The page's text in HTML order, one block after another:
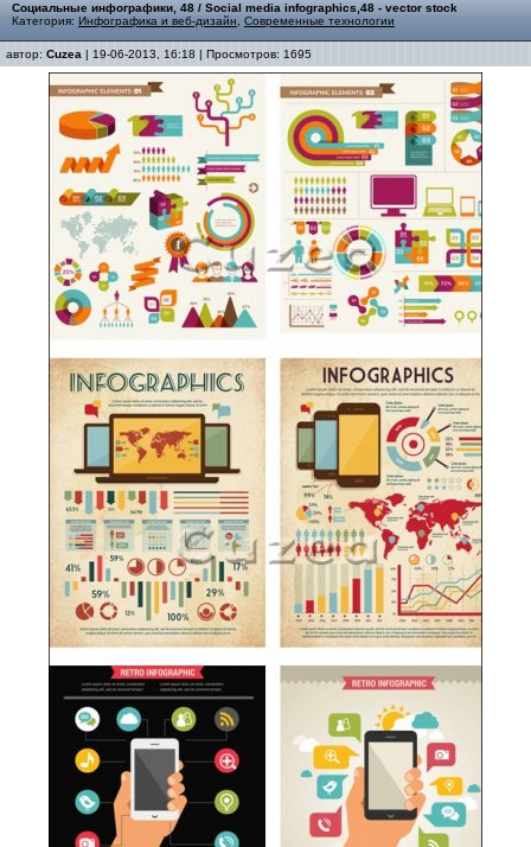
Социальные инфографики, 48 / Social media infographics,48 - vector stock
Категория: Инфографика и веб-дизайн Современные технологии
автор: Cuzea | 19-06-2013, 16:18 | Просмотров: 1695